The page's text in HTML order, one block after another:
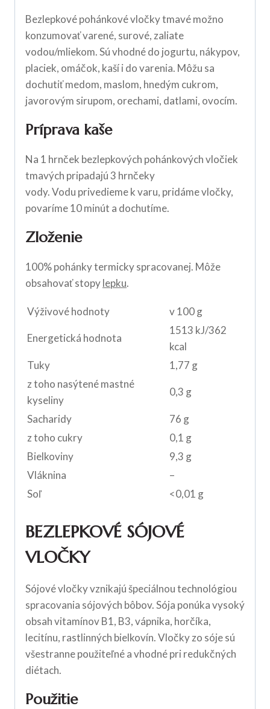
Bezlepkové pohánkové vločky tmavé možno
konzumovať varené, surové, zaliate
vodou/mliekom. Sú vhodné do jogurtu, nákypov,
placiek, omáčok, kaší i do varenia. Môžu sa
dochutiť medom, maslom, hnedým cukrom,
javorovým sirupom, orechami, datlami, ovocím.
Príprava kaše
Na 1 hrnček bezlepkových pohánkových vločiek
tmavých pripadajú 3 hrnčeky
vody. Vodu privedieme k varu, pridáme vločky,
povaríme 10 minút a dochutíme.
Zloženie
100% pohánky termicky spracovanej. Môže
obsahovať stopylepku.
Výživové hodnoty v 100 g
Energetická hodnota
1513 kJ/362
kcal
Tuky
1,77 g
z toho nasýtené mastné
kyseliny
0,3 g
Sacharidy
76 g
z toho cukry
0,1 g
Bielkoviny
9,3 g
Vláknina
–
Soľ
<0,01 g
BEZLEPKOVÉ SÓJOVÉ
VLOČKY
Sójové vločky vznikajú špeciálnou technológiou
spracovania sójových bôbov. Sója ponúka vysoký
obsah vitamínov B1, B3, vápnika, horčíka,
lecitínu, rastlinných bielkovín. Vločky zo sóje sú
všestranne použiteľné a vhodné pri redukčných
diétach.
Použitie